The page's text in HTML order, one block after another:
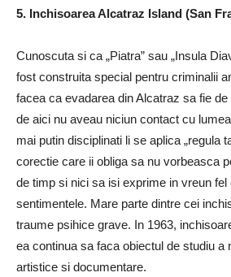
5. Inchisoarea Alcatraz Island (San
Cunoscuta si ca „Piatra” sau „Insula
fost construita special pentru criminalii
facea ca evadarea din Alcatraz sa fie
de aici nu aveau niciun contact cu
mai putin disciplinati li se aplica „regula
corectie care ii obliga sa nu vorbeasca
de timp si nici sa isi exprime in vreun fel
sentimentele. Mare parte dintre cei
traume psihice grave. In 1963,
ea continua sa faca obiectul de studiu a
artistice si documentare.